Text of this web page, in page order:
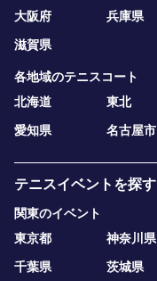
大阪府
兵庫県
滋賀県
各地域のテニスコート
北海道
東北
愛知県
名古屋市
テニスイベントを探す
関東のイベント
東京都
神奈川県
千葉県
茨城県